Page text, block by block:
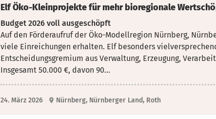
Elf Öko-Kleinprojekte für mehr bioregionale
Budget 2026 voll ausgeschöpft
Auf den Förderaufruf der Öko-Modellregion Nürnberg,
viele Einreichungen erhalten. Elf besonders
Entscheidungsgremium aus Verwaltung, Erzeugung,
Insgesamt 50.000 €, davon 90...
24. März 2026 Nürnberg, Nürnberger Land, Roth